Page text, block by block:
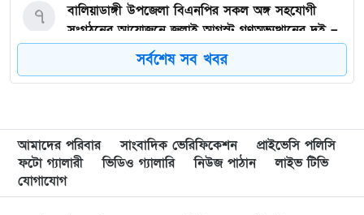
বালিয়াডাঙ্গী উপজেলা বিএনপির সকল অঙ্গ সহযোগী
সংগঠনের আয়োজনে জুলাই আগস্ট গণঅভ্যুত্থানের দুই –
বছর পূর্তি উপলক্ষে আনন্দ মিছিল ও শোভাযাত্রা অনুষ্ঠিত,
৭
লংগাইরে মোহাইমিনুল ইসলাম জনির সমর্থনে বিশাল
উঠান বৈঠক। যোগ্যতা ও নতুন নেতৃত্বের প্রতীক জনিই
সেরা
৯
সর্বশেষ সব খবর
আমাদের পরিবার সাংবাদিক ভেরিফিকেশন
প্রাইভেসি পলিসি
ফটো গ্যালারী
ভিডিও গ্যালারি নিউজ পাঠান
লাইভ টিভি
যোগাযোগ